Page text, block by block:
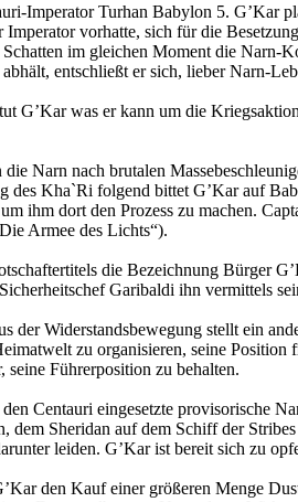
Imperator Turhan Babylon 5. G’Kar
Imperator vorhatte, sich für die
im gleichen Moment die Narn-
entschließt er sich, lieber Narn-
G’Kar was er kann um die
Narn nach brutalen
des Kha`Ri folgend bittet G’Kar auf
ihm dort den Prozess zu machen.
Armee des Lichts“).
die Bezeichnung Bürger
Garibaldi ihn vermittels
der Widerstandsbewegung stellt ein
zu organisieren, seine
Führerposition zu behalten.
Centauri eingesetzte provisorische
dem Sheridan auf dem Schiff der
leiden. G’Kar ist bereit sich zu
den Kauf einer größeren Menge